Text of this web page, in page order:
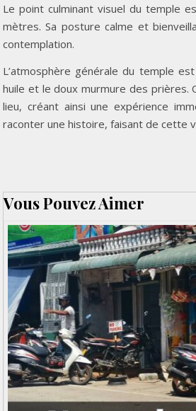
Le point culminant visuel du temple
mètres. Sa posture calme et
contemplation.
L’atmosphère générale du temple
huile et le doux murmure des prières.
lieu, créant ainsi une expérience
raconter une histoire, faisant de cette
Vous Pouvez Aimer